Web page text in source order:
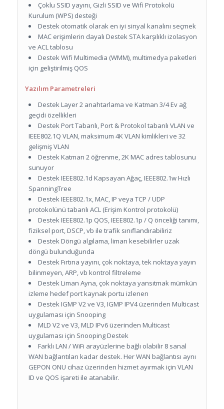
Çoklu SSID yayını, Gizli SSID ve Wifi Protokolü
Kurulum (WPS) desteği
Destek otomatik olarak en iyi sinyal kanalını seçmek
MAC erişimlerin dayalı Destek STA karşılıklı izolasyon
ve ACL tablosu
Destek Wifi Multimedia (WMM), multimedya paketleri
için geliştirilmiş QOS
Yazılım Parametreleri
Destek Layer 2 anahtarlama ve Katman 3/4 Ev ağ
geçidi özellikleri
Destek Port Tabanlı, Port & Protokol tabanlı VLAN ve
IEEE802.1Q VLAN, maksimum 4K VLAN kimlikleri ve 32
gelişmiş VLAN
Destek Katman 2 öğrenme, 2K MAC adres tablosunu
sunuyor
Destek IEEE802.1d Kapsayan Ağaç, IEEE802.1w Hızlı
SpanningTree
Destek IEEE802.1x, MAC, IP veya TCP / UDP
protokolünü tabanlı ACL (Erişim Kontrol protokolü)
Destek IEEE802.1p QOS, IEEE802.1p / Q önceliği tanımı,
fiziksel port, DSCP, vb ile trafik sınıflandırabiliriz
Destek Döngü algılama, liman kesebilirler uzak
döngü bulunduğunda
Destek Fırtına yayını, çok noktaya, tek noktaya yayın
bilinmeyen, ARP, vb kontrol filtreleme
Destek Liman Ayna, çok noktaya yansıtmak mümkün
izleme hedef port kaynak portu izlenen
Destek IGMP V2 ve V3, IGMP IPV4 üzerinden Multicast
uygulaması için Snooping
MLD V2 ve V3, MLD IPv6 üzerinden Multicast
uygulaması için Snooping Destek
Farklı LAN / WiFi arayüzlerine bağlı olabilir 8 sanal
WAN bağlantıları kadar destek. Her WAN bağlantısı aynı
GEPON ONU cihaz üzerinden hizmet ayırmak için VLAN
ID ve QOS işareti ile atanabilir.